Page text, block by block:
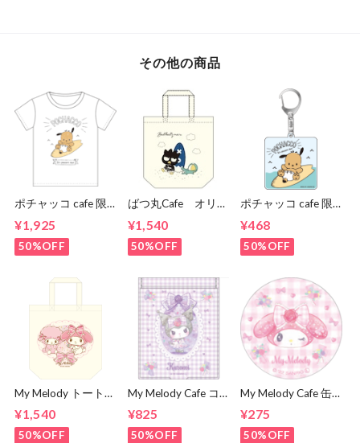
その他の商品
ポチャッコ cafe 限
ツ（サーフボードタ
イプ）
¥1,925
50%OFF
ばつ丸Cafe オリジ
トバッグ
¥1,540
50%OFF
ポチャッコ cafe 限
ーホルダー（スクエ
アタイプ）
¥468
50%OFF
My Melody トートバ
¥1,540
50%OFF
My Melody Cafe コ
ロミ）
¥825
50%OFF
My Melody Cafe 缶
¥275
50%OFF